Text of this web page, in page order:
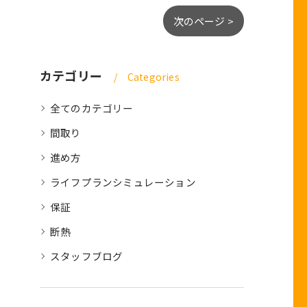
次のページ >
カテゴリー Categories
全てのカテゴリー
間取り
進め方
ライフプランシミュレーション
保証
断熱
スタッフブログ